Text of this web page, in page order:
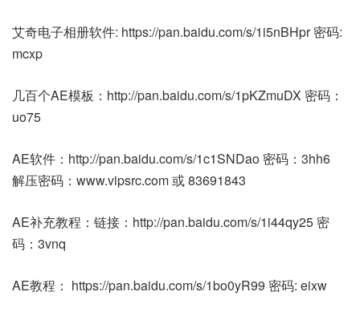
艾奇电子相册软件: https://pan.baidu.com/s/1i5nBHpr 密码:
mcxp
几百个AE模板：http://pan.baidu.com/s/1pKZmuDX 密码：
uo75
AE软件：http://pan.baidu.com/s/1c1SNDao 密码：3hh6
解压密码：www.vipsrc.com 或 83691843
AE补充教程：链接：http://pan.baidu.com/s/1i44qy25 密
码：3vnq
AE教程： https://pan.baidu.com/s/1bo0yR99 密码: eixw